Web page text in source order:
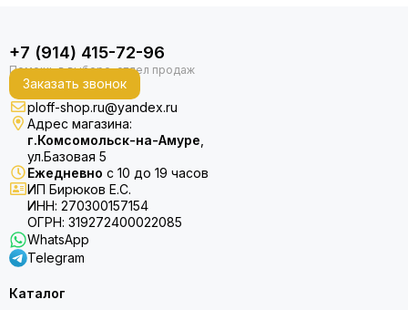
+7 (914) 415-72-96
Заказать звонок
ploff-shop.ru@yandex.ru
Адрес магазина:
г.Комсомольск-на-Амуре
ул.Базовая 5
Ежедневно с 10 до 19 часов
ИП Бирюков Е.С.
ИНН: 270300157154
ОГРН: 319272400022085
WhatsApp
Telegram
Каталог